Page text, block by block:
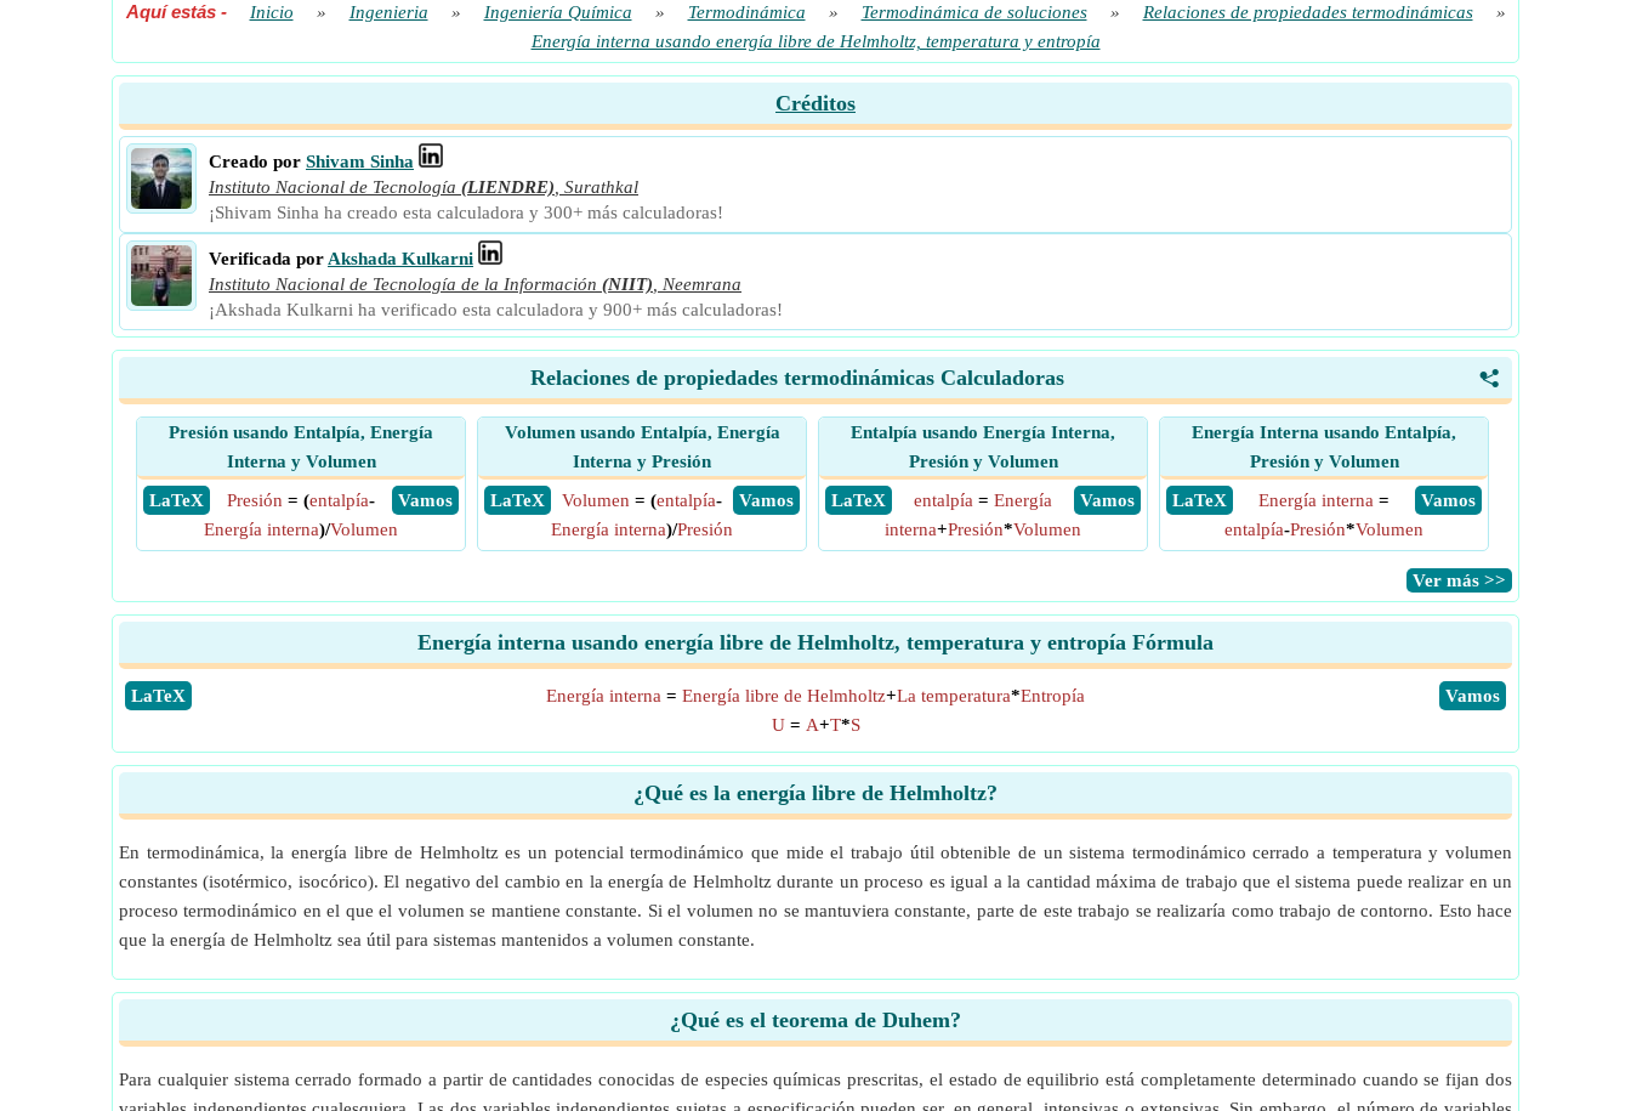
Aquí estás- Inicio » Ingenieria » Ingeniería Química » Termodinámica » Termodinámica de soluciones » Relaciones de propiedades termodinámicas
»
Energía interna usando energía libre de Helmholtz, temperatura y entropía
Créditos
Creado por Shivam Sinha
Instituto Nacional de Tecnología (LIENDRE) Surathkal
¡Shivam Sinha ha creado esta calculadora y 300+ más calculadoras!
Verificada por Akshada Kulkarni
Instituto Nacional de Tecnología de la Información (NIIT)
Neemrana
¡Akshada Kulkarni ha verificado esta calculadora y 900+ más calculadoras!
<
Relaciones de propiedades termodinámicas Calculadoras
Presión usando Entalpía, Energía
Interna y Volumen
​ LaTeX
​ Vamos
Presión = (entalpía-
Energía interna)/Volumen
Volumen usando Entalpía, Energía
Interna y Presión
​ LaTeX
​ Vamos
Volumen = (entalpía-
Energía interna)/Presión
Entalpía usando Energía Interna,
Presión y Volumen
​ LaTeX
​ Vamos
entalpía = Energía
interna+Presión*Volumen
Energía Interna usando Entalpía,
Presión y Volumen
​ LaTeX
​ Vamos
Energía interna =
entalpía-Presión*Volumen
​Ver más >>
Energía interna usando energía libre de Helmholtz, temperatura y entropía Fórmula
​LaTeX ​Vamos
Energía interna = Energía libre de Helmholtz+La temperatura*Entropía
U= A+T*S
¿Qué es la energía libre de Helmholtz?
En termodinámica, la energía libre de Helmholtz es un potencial termodinámico que mide el trabajo útil obtenible de un sistema termodinámico cerrado a temperatura y volumen
constantes (isotérmico, isocórico). El negativo del cambio en la energía de Helmholtz durante un proceso es igual a la cantidad máxima de trabajo que el sistema puede realizar en un
proceso termodinámico en el que el volumen se mantiene constante. Si el volumen no se mantuviera constante, parte de este trabajo se realizaría como trabajo de contorno. Esto hace
que la energía de Helmholtz sea útil para sistemas mantenidos a volumen constante.
¿Qué es el teorema de Duhem?
Para cualquier sistema cerrado formado a partir de cantidades conocidas de especies químicas prescritas, el estado de equilibrio está completamente determinado cuando se fijan dos